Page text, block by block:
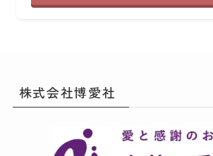
株式会社博愛社